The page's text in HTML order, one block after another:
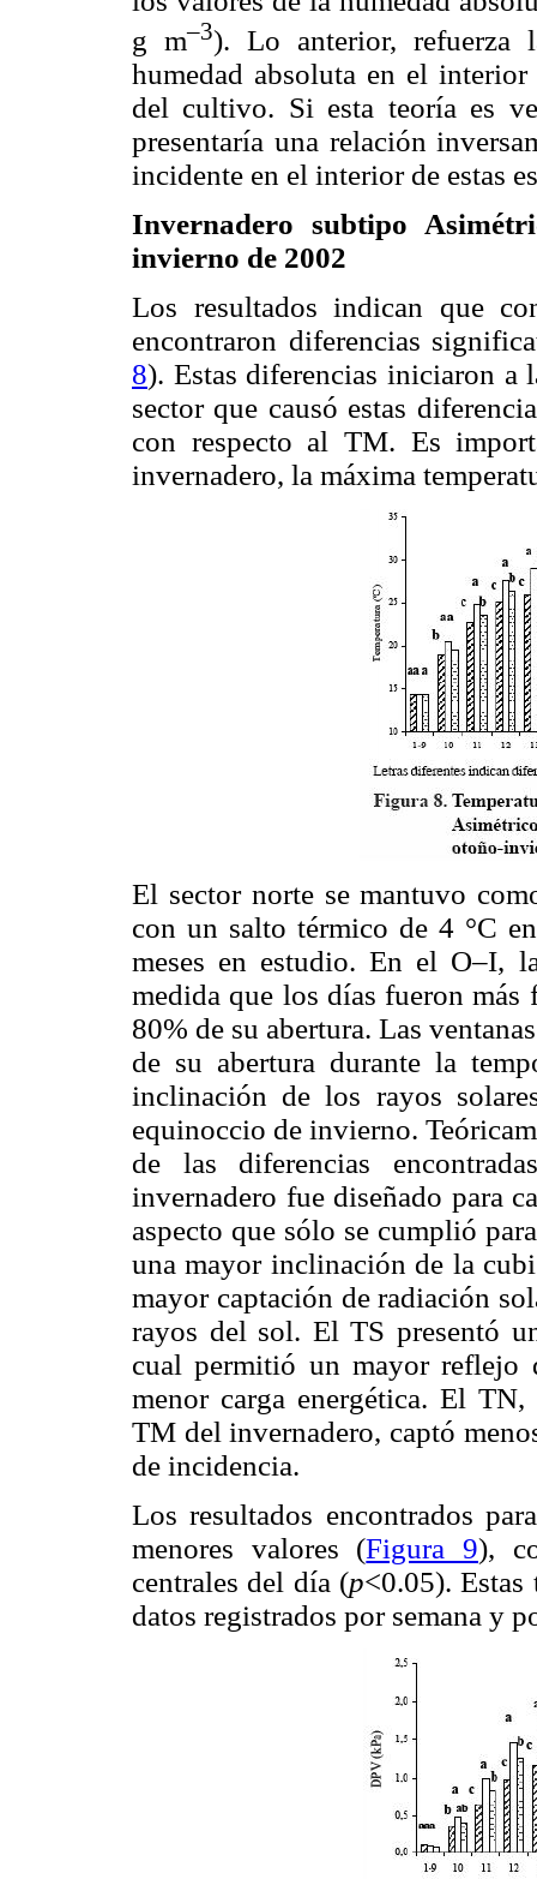
g m–3). Lo anterior, refuerza
humedad absoluta en el
del cultivo. Si esta teoría es
presentaría una relación
incidente en el interior de estas
Invernadero subtipo
invierno de 2002
Los resultados indican que
encontraron diferencias
8). Estas diferencias iniciaron
sector que causó estas
con respecto al TM. Es
invernadero, la máxima
El sector norte se mantuvo
con un salto térmico de 4 °C
meses en estudio. En el O–I,
medida que los días fueron más
80% de su abertura. Las
de su abertura durante la
inclinación de los rayos
equinoccio de invierno.
de las diferencias
invernadero fue diseñado para
aspecto que sólo se cumplió
una mayor inclinación de la
mayor captación de radiación
rayos del sol. El TS presentó
cual permitió un mayor reflejo
menor carga energética. El
TM del invernadero, captó
de incidencia.
Los resultados encontrados
menores valores (Figura 9),
centrales del día (p<0.05). Estas
datos registrados por semana y